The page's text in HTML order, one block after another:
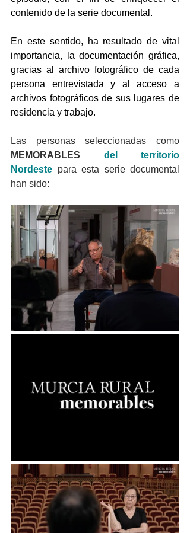
contenido de la serie documental.
En este sentido, ha resultado de vital
importancia, la documentación gráfica,
gracias al archivo fotográfico de cada
persona entrevistada y al acceso a
archivos fotográficos de sus lugares de
residencia y trabajo.
MEMORABLES del territorio
Nordeste para esta serie documental
han sido: